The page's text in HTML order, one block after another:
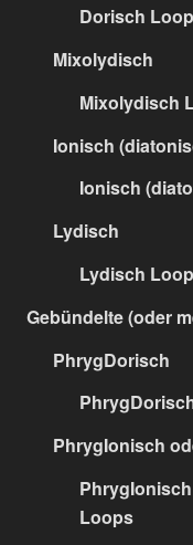
Dorisch
Mixolydisch
Mixolydisch
Ionisch
Ionisch
Lydisch
Lydisch
Gebündelte (oder
PhrygDorisch
PhrygIonisch
Loops